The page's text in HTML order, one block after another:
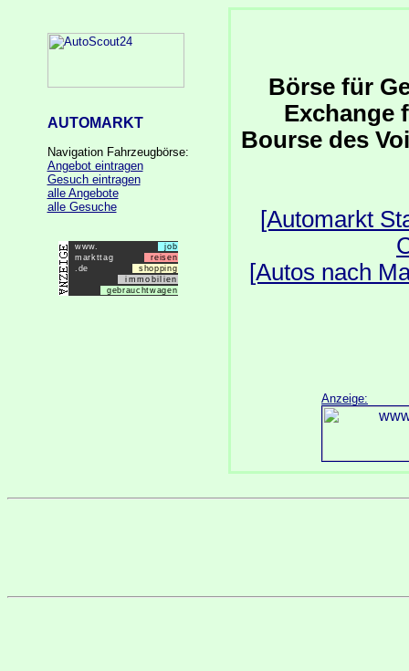
AUTOMARKT
Navigation Fahrzeugbörse:
Angebot eintragen
Gesuch eintragen
alle Angebote
alle Gesuche
www.
markttag
.de
job
reisen
shopping
immobilien
gebrauchtwagen
Börse für
Exchange
Bourse des
[Automarkt
[Autos nach
Anzeige: